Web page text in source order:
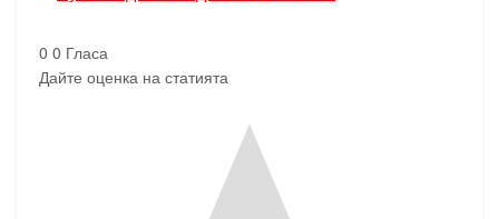
0 0 Гласа
Дайте оценка на статията